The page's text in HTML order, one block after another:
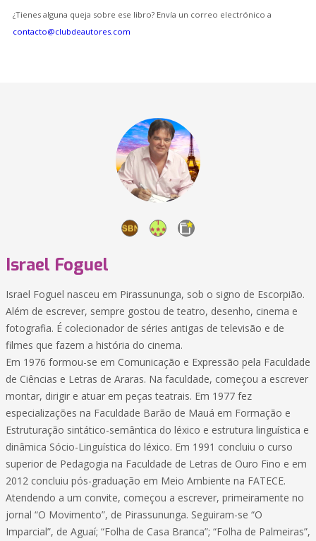
¿Tienes alguna queja sobre ese libro? Envía un correo electrónico a
contacto@clubdeautores.com
Israel Foguel
Israel Foguel nasceu em Pirassununga, sob o signo de Escorpião.
Além de escrever, sempre gostou de teatro, desenho, cinema e
fotografia. É colecionador de séries antigas de televisão e de
filmes que fazem a história do cinema.
Em 1976 formou-se em Comunicação e Expressão pela Faculdade
de Ciências e Letras de Araras. Na faculdade, começou a escrever
montar, dirigir e atuar em peças teatrais. Em 1977 fez
especializações na Faculdade Barão de Mauá em Formação e
Estruturação sintático-semântica do léxico e estrutura linguística e
dinâmica Sócio-Linguística do léxico. Em 1991 concluiu o curso
superior de Pedagogia na Faculdade de Letras de Ouro Fino e em
2012 concluiu pós-graduação em Meio Ambiente na FATECE.
Atendendo a um convite, começou a escrever, primeiramente no
jornal “O Movimento”, de Pirassununga. Seguiram-se “O
Imparcial”, de Aguaí; “Folha de Casa Branca”; “Folha de Palmeiras”,